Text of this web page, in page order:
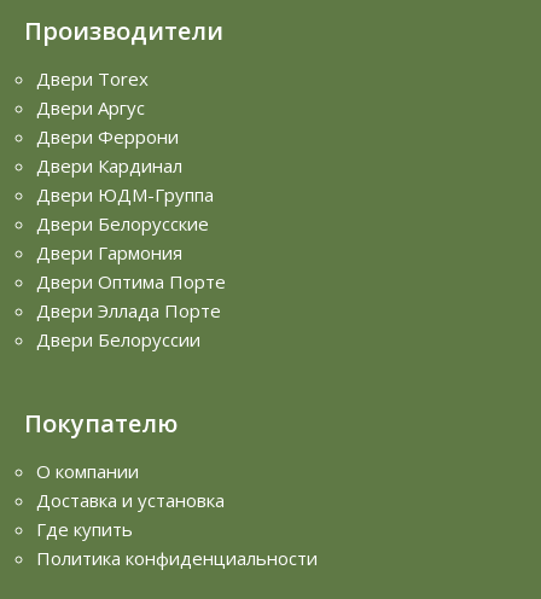
Производители
Двери Torex
Двери Аргус
Двери Феррони
Двери Кардинал
Двери ЮДМ-Группа
Двери Белорусские
Двери Гармония
Двери Оптима Порте
Двери Эллада Порте
Двери Белоруссии
Покупателю
О компании
Доставка и установка
Где купить
Политика конфиденциальности